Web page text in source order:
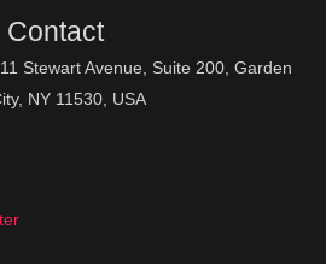
Contact
Stewart Avenue, Suite 200, Garden
NY 11530, USA